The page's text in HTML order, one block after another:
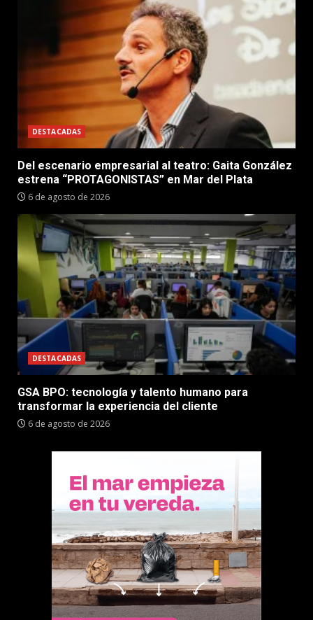
DESTACADAS
Del escenario empresarial al teatro: Gaita González
estrena “PROTAGONISTAS” en Mar del Plata
6 de agosto de 2026
DESTACADAS
GSA BPO: tecnología y talento humano para
transformar la experiencia del cliente
6 de agosto de 2026